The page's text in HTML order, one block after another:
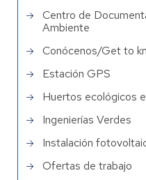
Centro de
Ambiente
Conócenos/Get to
Estación GPS
Huertos ecológicos
Ingenierías Verdes
Instalación
Ofertas de trabajo